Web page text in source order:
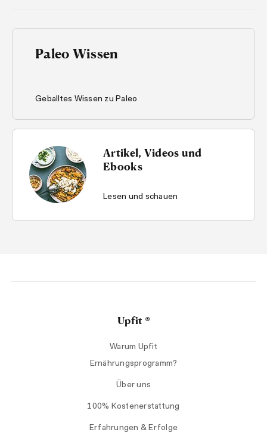
Paleo Wissen
Geballtes Wissen zu Paleo
Artikel, Videos und
Ebooks
Lesen und schauen
Upfit ®
Warum Upfit
Ernährungsprogramm?
Über uns
100% Kostenerstattung
Erfahrungen & Erfolge